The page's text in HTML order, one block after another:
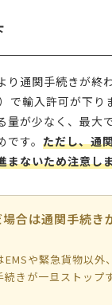
り通関手続きが終
で輸入許可が下り
量が少なく、最大
す。 ただし、通
まないため注意し
合は通関手続き
や緊急貨物以外
続きが一旦ストップ